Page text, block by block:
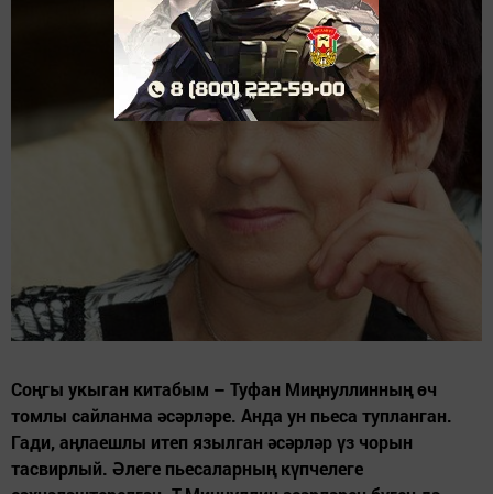
Соңгы укыган китабым – Туфан Миңнуллинның өч
томлы сайланма әсәрләре. Анда ун пьеса тупланган.
Гади, аңлаешлы итеп язылган әсәрләр үз чорын
тасвирлый. Әлеге пьесаларның күпчелеге